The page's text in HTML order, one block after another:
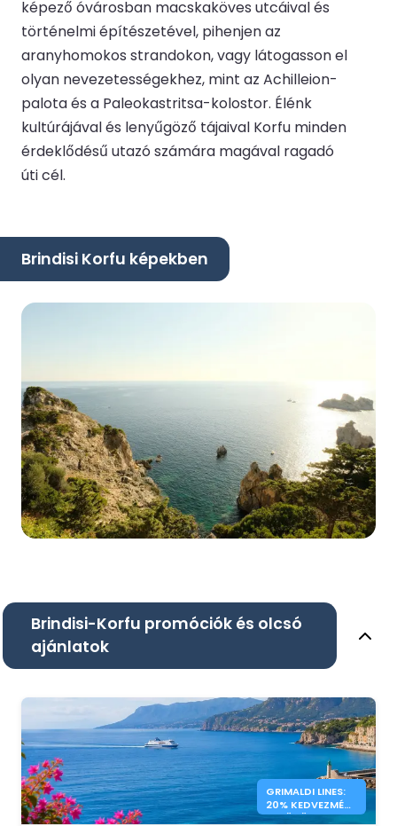
képező óvárosban macskaköves utcáival és
történelmi építészetével, pihenjen az
aranyhomokos strandokon, vagy látogasson el
olyan nevezetességekhez, mint az Achilleion-
palota és a Paleokastritsa-kolostor. Élénk
kultúrájával és lenyűgöző tájaival Korfu minden
érdeklődésű utazó számára magával ragadó
úti cél.
Brindisi Korfu képekben
Brindisi-Korfu promóciók és olcsó
ajánlatok
GRIMALDI LINES:
20% KEDVEZMÉNY
A GÖRÖG